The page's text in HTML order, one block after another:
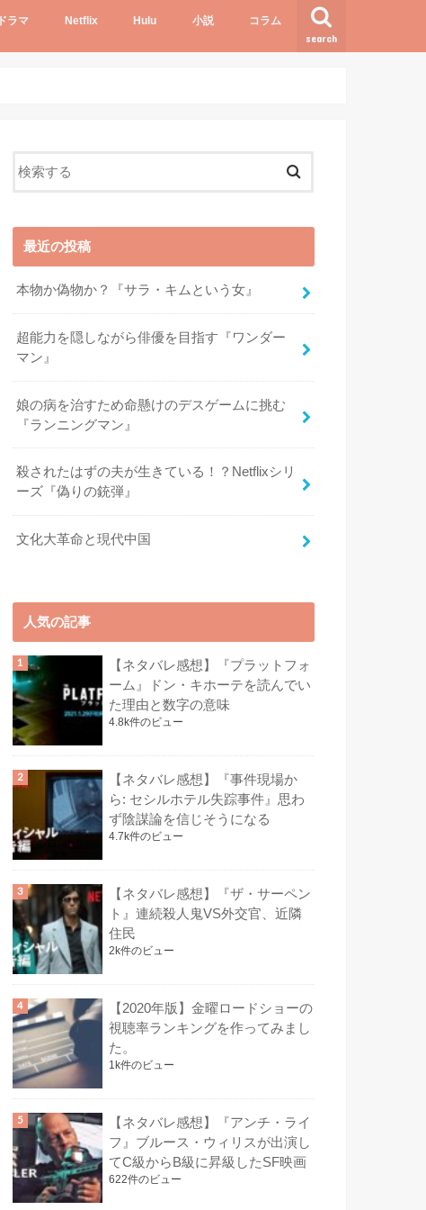
search
ドラマ Netflix Hulu 小説 コラム
最近の投稿
本物か偽物か？『サラ・キムという女』
超能力を隠しながら俳優を目指す『ワンダー
マン』
娘の病を治すため命懸けのデスゲームに挑む
『ランニングマン』
殺されたはずの夫が生きている！？Netflixシリ
ーズ『偽りの銃弾』
文化大革命と現代中国
人気の記事
【ネタバレ感想】『プラットフォ
ーム』ドン・キホーテを読んでい
た理由と数字の意味
4.8k件のビュー
【ネタバレ感想】『事件現場か
ら: セシルホテル失踪事件』思わ
ず陰謀論を信じそうになる
4.7k件のビュー
【ネタバレ感想】『ザ・サーペン
ト』連続殺人鬼VS外交官、近隣
住民
2k件のビュー
【2020年版】金曜ロードショーの
視聴率ランキングを作ってみまし
た。
1k件のビュー
【ネタバレ感想】『アンチ・ライ
フ』ブルース・ウィリスが出演し
てC級からB級に昇級したSF映画
622件のビュー